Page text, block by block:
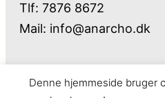
Tlf: 7876 8672
Mail: info@anarcho.dk
Anarcho – alt i Hårde
Denne hjemmeside bruger